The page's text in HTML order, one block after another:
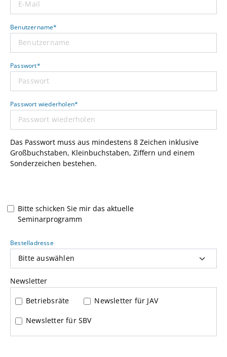
Benutzername*
Passwort*
Passwort wiederholen*
Das Passwort muss aus mindestens 8 Zeichen inklusive
Großbuchstaben, Kleinbuchstaben, Ziffern und einem
Sonderzeichen bestehen.
Bitte schicken Sie mir das aktuelle
Seminarprogramm
Bestelladresse
Newsletter
Betriebsräte Newsletter für JAV
Newsletter für SBV